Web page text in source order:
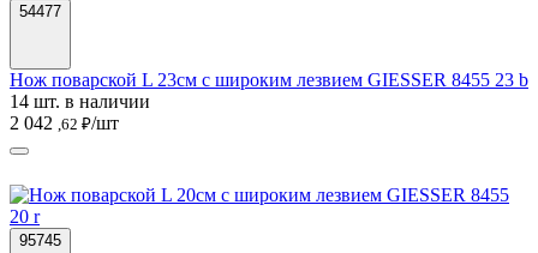
54477
Нож поварской L 23см с широким лезвием GIESSER 8455 23 b
14 шт. в наличии
2 042 ,62 ₽/шт
95745